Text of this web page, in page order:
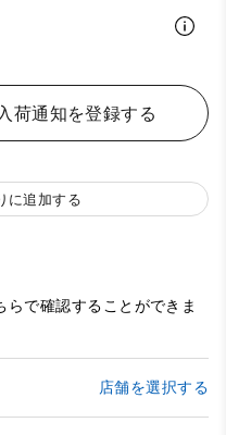
荷通知を登録する
に追加する
で確認することができま
店舗を選択する